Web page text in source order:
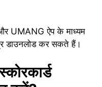
UMANG ऐप के माध्यम
डाउनलोड कर सकते हैं।